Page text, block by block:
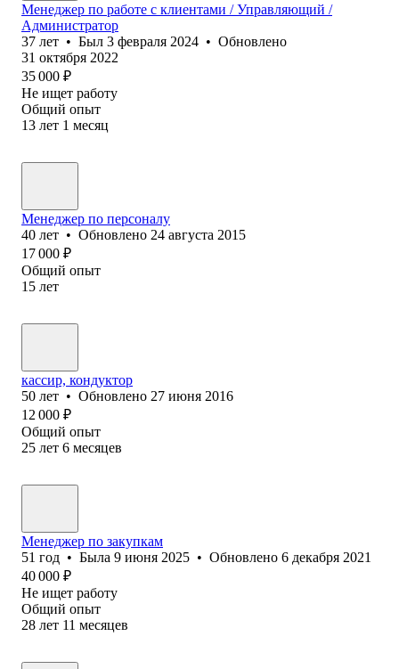
Менеджер по работе с клиентами / Управляющий /
Администратор
37 лет • Был 3 февраля 2024 • Обновлено
31 октября 2022
35 000 ₽
Не ищет работу
Общий опыт
13 лет 1 месяц
Менеджер по персоналу
40 лет • Обновлено 24 августа 2015
17 000 ₽
Общий опыт
15 лет
кассир, кондуктор
50 лет • Обновлено 27 июня 2016
12 000 ₽
Общий опыт
25 лет 6 месяцев
Менеджер по закупкам
51 год • Была 9 июня 2025 • Обновлено 6 декабря 2021
40 000 ₽
Не ищет работу
Общий опыт
28 лет 11 месяцев